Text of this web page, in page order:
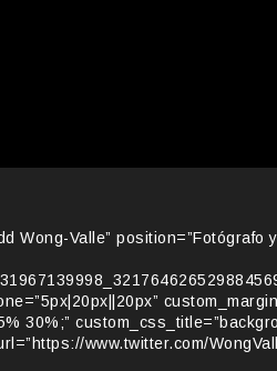
Wong-Valle” position=”Fotógrafo
30%;”
www.twitter.com/